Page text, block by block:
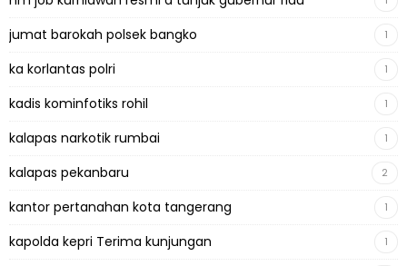
jumat barokah polsek bangko 1
ka korlantas polri 1
kadis kominfotiks rohil 1
kalapas narkotik rumbai 1
kalapas pekanbaru 2
kantor pertanahan kota tangerang 1
kapolda kepri Terima kunjungan 1